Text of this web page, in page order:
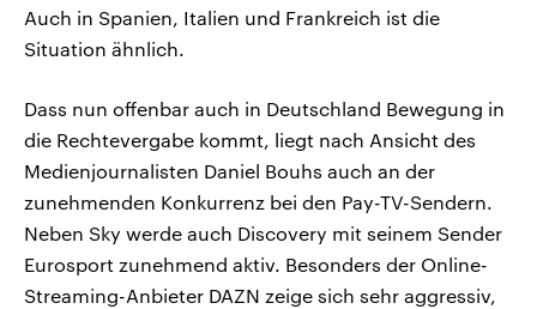
Auch in Spanien, Italien und Frankreich ist die
Situation ähnlich.
Dass nun offenbar auch in Deutschland Bewegung in
die Rechtevergabe kommt, liegt nach Ansicht des
Medienjournalisten Daniel Bouhs auch an der
zunehmenden Konkurrenz bei den Pay-TV-Sendern.
Neben Sky werde auch Discovery mit seinem Sender
Eurosport zunehmend aktiv. Besonders der Online-
Streaming-Anbieter DAZN zeige sich sehr aggressiv,